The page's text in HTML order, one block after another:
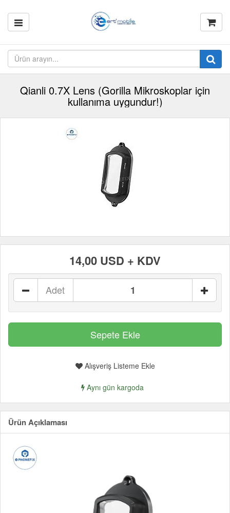
Qianli 0.7X Lens (Gorilla Mikroskoplar için
kullanıma uygundur!)
14,00 USD + KDV
Adet
Alışveriş Listeme Ekle
Aynı gün kargoda
Ürün Açıklaması